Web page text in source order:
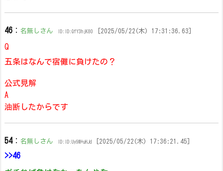
46 ： 名無しさん ID:ID:QfY3hjK80 [2025/05/22(木) 17:31:36.63]
Q
五条はなんで宿儺に負けたの？
公式見解
A
油断したからです
54： 名無しさん ID:ID:Uy9M+uHJd [2025/05/22(木) 17:36:21.45]
>>46